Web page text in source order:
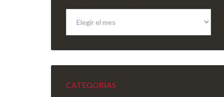
sitio
CATEGORÍAS